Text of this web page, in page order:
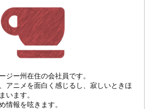
ジー州在住の会社員です。
アニメを面白く感じるし、寂しいときほ
います。
情報を呟きます。